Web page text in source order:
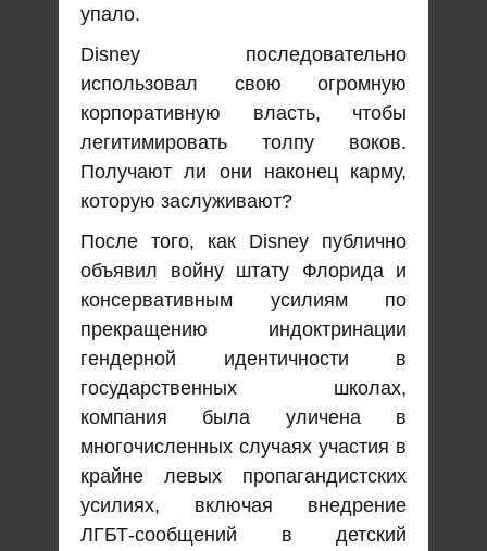
упало.
Disney последовательно
использовал свою огромную
корпоративную власть, чтобы
легитимировать толпу воков.
Получают ли они наконец карму,
которую заслуживают?
После того, как Disney публично
объявил войну штату Флорида и
консервативным усилиям по
прекращению индоктринации
гендерной идентичности в
государственных школах,
компания была уличена в
многочисленных случаях участия в
крайне левых пропагандистских
усилиях, включая внедрение
ЛГБТ-сообщений в детский